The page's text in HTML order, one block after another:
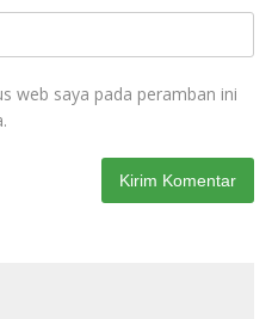
web saya pada peramban ini